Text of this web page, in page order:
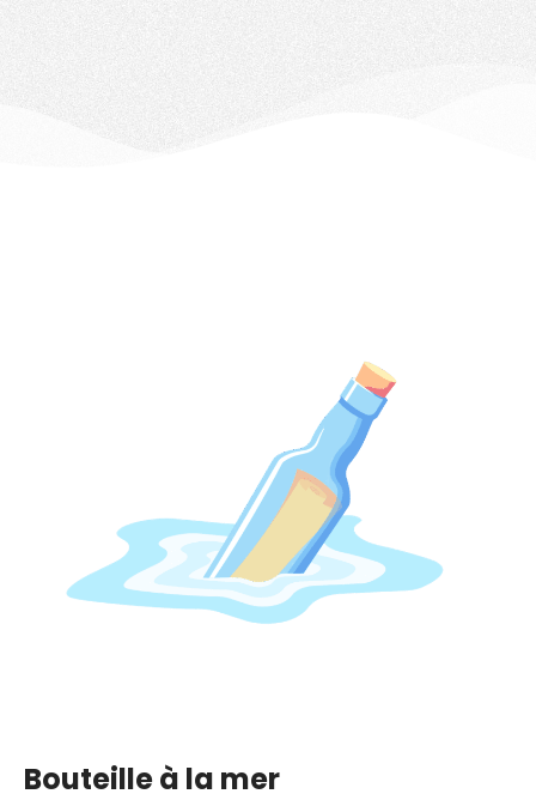
Bouteille à la mer